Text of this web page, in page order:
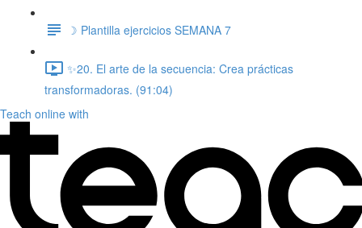
☽ Plantilla ejercicios SEMANA 7
✨20. El arte de la secuencia: Crea prácticas
transformadoras. (91:04)
Teach online with